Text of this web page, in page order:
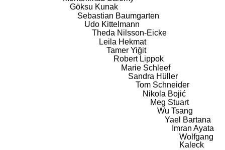
Göksu Kunak
Sebastian Baumgarten
Udo Kittelmann
Theda Nilsson-Eicke
Leila Hekmat
Tamer Yiğit
Robert Lippok
Marie Schleef
Sandra Hüller
Tom Schneider
Nikola Bojić
Meg Stuart
Wu Tsang
Yael Bartana
Imran Ayata
Wolfgang
Kaleck